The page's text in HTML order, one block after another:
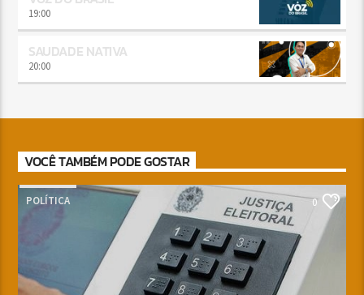
19:00
SAUDADE NATIVA
20:00
VOCÊ TAMBÉM PODE GOSTAR
POLÍTICA 0